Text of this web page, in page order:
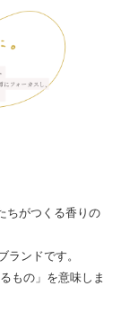
ちがつくる香りの
ランドです。
もの」を意味しま